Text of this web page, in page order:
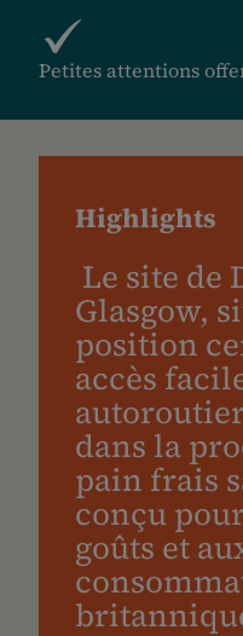
Petites attentions
Highlights
Le site de
Glasgow,
position
accès
dans la
pain frais
conçu
goûts et